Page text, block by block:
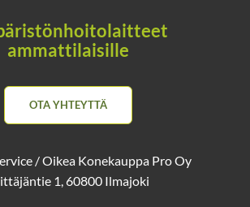
ammattilaisille
OTA YHTEYTTÄ
/ Oikea Konekauppa Pro Oy
1, 60800 Ilmajoki